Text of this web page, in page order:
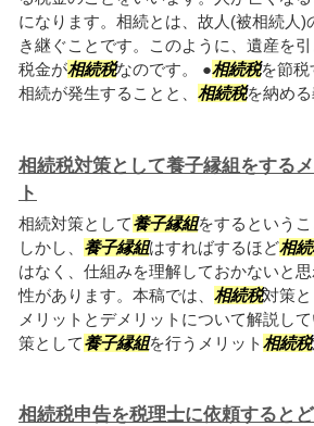
になります。相続とは、故人(被相続人)
き継ぐことです。このように、遺産を
税金が相続税なのです。 ●相続税を節税
相続が発生することと、 相続税を納め
相続税対策として養子縁組をする
ト
相続対策として養子縁組をするというこ
しかし、 養子縁組はすればするほど相
はなく、仕組みを理解しておかないと
性があります。本稿では、 相続税対策と
メリットとデメリットについて解説して
策として養子縁組を行うメリット相続税
相続税申告を税理士に依頼すると